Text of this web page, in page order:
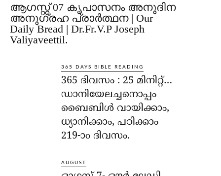
ആഗസ്റ്റ് 07 കൃപാസനം അനുദിന
അനുഗ്രഹ പ്രാർത്ഥന | Our
Daily Bread | Dr.Fr.V.P Joseph
Valiyaveettil.
365 DAYS BIBLE READING
365 ദിവസം : 25 മിനിറ്റ്…
ഡാനിയേലച്ചനൊപ്പം
ബൈബിൾ വായിക്കാം,
ധ്യാനിക്കാം, പഠിക്കാം
219-ാo ദിവസം.
AUGUST